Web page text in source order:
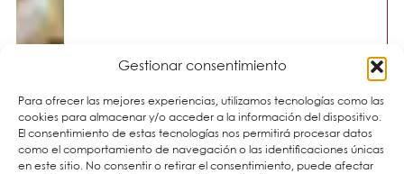
Gestionar consentimiento
Para ofrecer las mejores experiencias, utilizamos tecnologías como las
cookies para almacenar y/o acceder a la información del dispositivo.
El consentimiento de estas tecnologías nos permitirá procesar datos
como el comportamiento de navegación o las identificaciones únicas
en este sitio. No consentir o retirar el consentimiento, puede afectar